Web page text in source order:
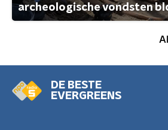
archeologische vondsten
DE BESTE
EVERGREENS